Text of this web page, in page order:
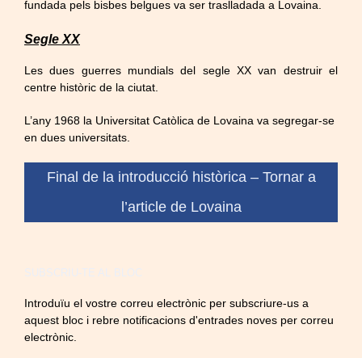
fundada pels bisbes belgues va ser traslladada a Lovaina.
Segle XX
Les dues guerres mundials del segle XX van destruir el
centre històric de la ciutat.
L’any 1968 la Universitat Catòlica de Lovaina va segregar-se
en dues universitats.
Final de la introducció històrica – Tornar a
l’article de Lovaina
Introduïu el vostre correu electrònic per subscriure-us a
aquest bloc i rebre notificacions d'entrades noves per correu
electrònic.